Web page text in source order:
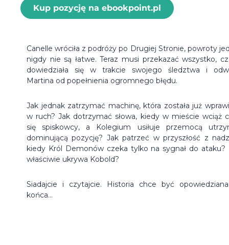
Kup pozycję na ebookpoint.pl
Canelle wróciła z podróży po Drugiej Stronie, powroty
nigdy nie są łatwe. Teraz musi przekazać wszystko,
dowiedziała się w trakcie swojego śledztwa i
Martina od popełnienia ogromnego błędu.
Jak jednak zatrzymać machinę, która została już
w ruch? Jak dotrzymać słowa, kiedy w mieście wciąż
się spiskowcy, a Kolegium usiłuje przemocą
dominującą pozycję? Jak patrzeć w przyszłość z
kiedy Król Demonów czeka tylko na sygnał do ataku?
właściwie ukrywa Kobold?
Siadajcie i czytajcie. Historia chce być
końca...